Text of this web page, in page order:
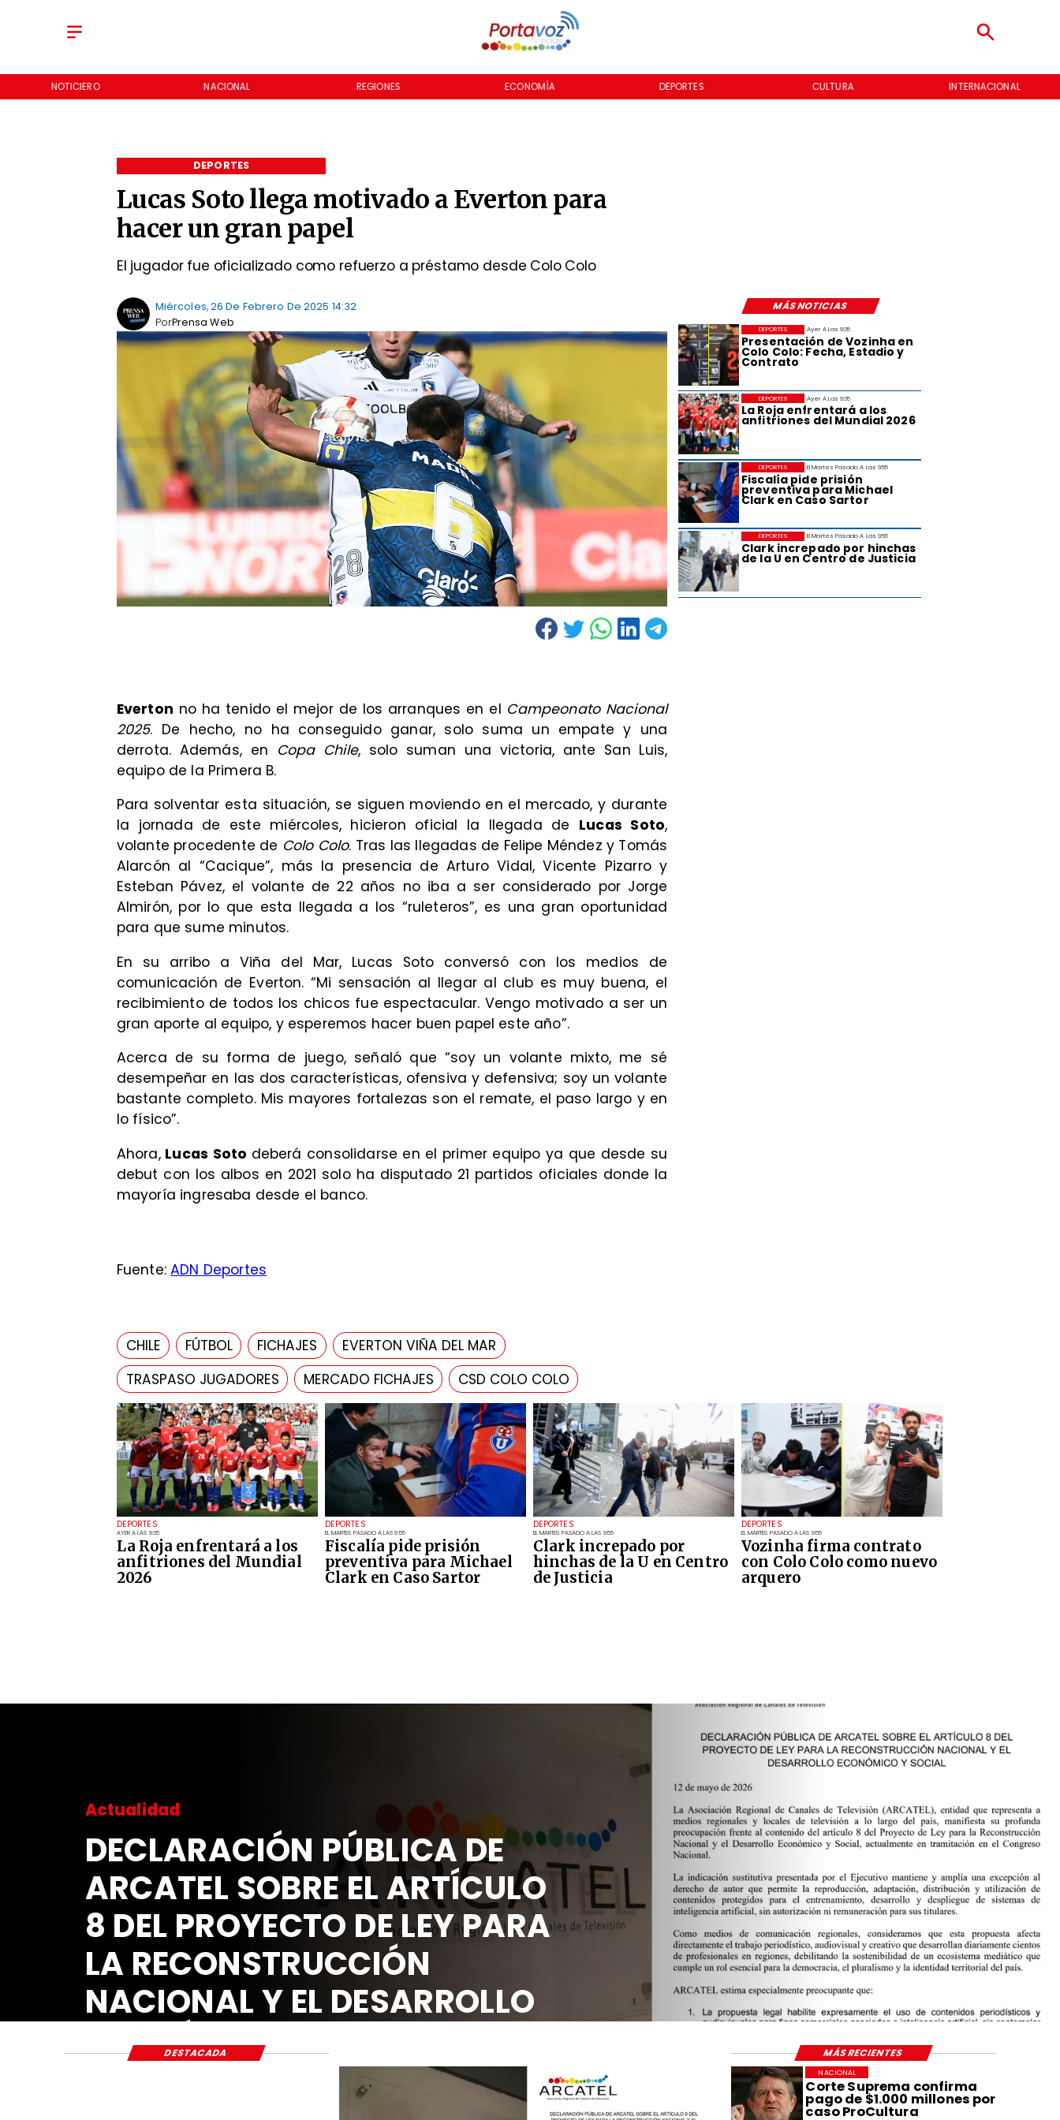
NOTICIERO NACIONAL REGIONES ECONOMÍA DEPORTES CULTURA INTERNACIONAL
Lucas Soto llega motivado a Everton para
hacer un gran papel
El jugador fue oficializado como refuerzo a préstamo desde Colo Colo
DEPORTES
MÁS NOTICIAS
Miércoles, 26 De Febrero De 2025 14:32
Prensa Web
Por
DEPORTES
AYER A LAS 9:35
La Roja enfrentará a los
anfitriones del Mundial
2026
DEPORTES
EL MARTES PASADO A LAS 9:55
Fiscalía pide prisión
preventiva para Michael
Clark en Caso Sartor
DEPORTES
EL MARTES PASADO A LAS 9:55
Clark increpado por
hinchas de la U en Centro
de Justicia
DEPORTES
EL MARTES PASADO A LAS 9:55
Vozinha firma contrato
con Colo Colo como nuevo
arquero
Ayer A Las 9:35
Presentación de Vozinha en
Colo Colo: Fecha, Estadio y
Contrato
DEPORTES
Ayer A Las 9:35
La Roja enfrentará a los
anfitriones del Mundial 2026
DEPORTES
El Martes Pasado A Las 9:55
Fiscalía pide prisión
preventiva para Michael
Clark en Caso Sartor
DEPORTES
El Martes Pasado A Las 9:55
Clark increpado por hinchas
de la U en Centro de Justicia
DEPORTES
Everton no ha tenido el mejor de los arranques en el Campeonato Nacional
2025. De hecho, no ha conseguido ganar, solo suma un empate y una
derrota. Además, en Copa Chile, solo suman una victoria, ante San Luis,
equipo de la Primera B.
Para solventar esta situación, se siguen moviendo en el mercado, y durante
la jornada de este miércoles, hicieron oficial la llegada de Lucas Soto,
volante procedente de Colo Colo. Tras las llegadas de Felipe Méndez y Tomás
Alarcón al “Cacique”, más la presencia de Arturo Vidal, Vicente Pizarro y
Esteban Pávez, el volante de 22 años no iba a ser considerado por Jorge
Almirón, por lo que esta llegada a los “ruleteros”, es una gran oportunidad
para que sume minutos.
En su arribo a Viña del Mar, Lucas Soto conversó con los medios de
comunicación de Everton. “Mi sensación al llegar al club es muy buena, el
recibimiento de todos los chicos fue espectacular. Vengo motivado a ser un
gran aporte al equipo, y esperemos hacer buen papel este año”.
Acerca de su forma de juego, señaló que “soy un volante mixto, me sé
desempeñar en las dos características, ofensiva y defensiva; soy un volante
bastante completo. Mis mayores fortalezas son el remate, el paso largo y en
lo físico”.
Ahora,Lucas Soto deberá consolidarse en el primer equipo ya que desde su
debut con los albos en 2021 solo ha disputado 21 partidos oficiales donde la
mayoría ingresaba desde el banco.
Fuente:ADN Deportes
CHILE FÚTBOL FICHAJES
EVERTON VIÑA DEL MAR
TRASPASO JUGADORES
MERCADO FICHAJES CSD COLO COLO
Actualidad
DECLARACIÓN PÚBLICA DE
ARCATEL SOBRE EL ARTÍCULO
8 DEL PROYECTO DE LEY PARA
LA RECONSTRUCCIÓN
NACIONAL Y EL DESARROLLO
ECONÓMICO Y SOCIAL
Corte Suprema confirma
pago de $1.000 millones por
caso ProCultura
NACIONAL
DESTACADA MÁS RECIENTES